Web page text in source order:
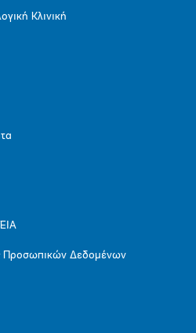
Κλινική
Προσωπικών Δεδομένων